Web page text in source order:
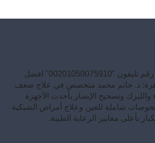
رقم تليفون "00201050075910" افضل
د. حاتم محمد متخصص في علاج ضعف
والليزك وتصحيح الإبصار بأحدث الأجهزة
فحوصات شاملة للعين وعلاج أمراض الشبكية
بأعلى معايير الرعاية الطبية.